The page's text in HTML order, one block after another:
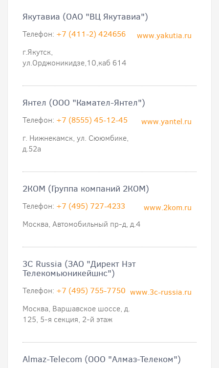
Якутавиа (ОАО "ВЦ Якутавиа")
www.yakutia.ru
Телефон: +7 (411-2) 424656
г.Якутск,
ул.Орджоникидзе,10,каб 614
Янтел (ООО "Камател-Янтел")
www.yantel.ru
Телефон: +7 (8555) 45-12-45
г. Нижнекамск, ул. Сююмбике,
д.52а
2КOM (Группа компаний 2КОМ)
www.2kom.ru
Телефон: +7 (495) 727-4233
Москва, Автомобильный пр-д, д.4
3C Russia (ЗАО "Директ Нэт
Телекомьюникейшнс")
www.3c-russia.ru
Телефон: +7 (495) 755-7750
Москва, Варшавское шоссе, д.
125, 5-я секция, 2-й этаж
Almaz-Telecom (ООО "Алмаз-Телеком")